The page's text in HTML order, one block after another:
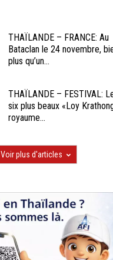
THAÏLANDE – FRANCE: Au
Bataclan le 24 novembre,
plus qu’un...
THAÏLANDE – FESTIVAL:
six plus beaux «Loy
royaume...
Voir plus d'articles